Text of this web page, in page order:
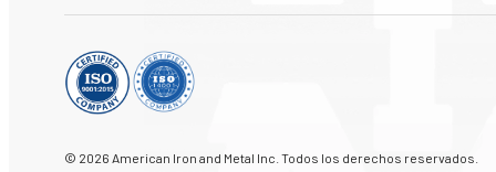
© 2026 American Iron and Metal Inc. Todos los derechos reservados.